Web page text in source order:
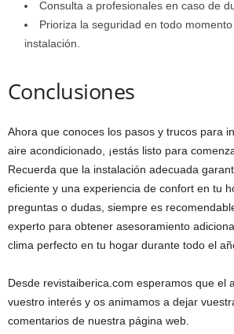
Consulta a profesionales en caso de
Prioriza la seguridad en todo
instalación.
Conclusiones
Ahora que conoces los pasos y trucos para
aire acondicionado, ¡estás listo para
Recuerda que la instalación adecuada
eficiente y una experiencia de confort en tu
preguntas o dudas, siempre es
experto para obtener asesoramiento
clima perfecto en tu hogar durante todo el
Desde revistaiberica.com esperamos que el
vuestro interés y os animamos a dejar
comentarios de nuestra página web.